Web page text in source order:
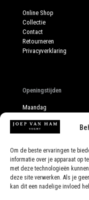
Om de beste ervaringen te
informatie over je apparaat op
met deze technologieën
deze site verwerken. Als je
kan dit een nadelige invloed
Online Shop
Collectie
Contact
Retourneren
Privacyverklaring
Openingstijden
Maandag
Woensdag
Donderdag
Zaterdag
Ook op afspraak